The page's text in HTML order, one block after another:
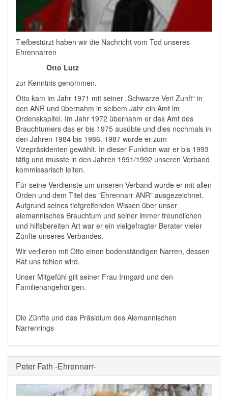
Tiefbestürzt haben wir die Nachricht vom Tod unseres
Ehrennarren
Otto Lutz
zur Kenntnis genommen.
Otto kam im Jahr 1971 mit seiner „Schwarze Veri Zunft“ in
den ANR und übernahm in selbem Jahr ein Amt im
Ordenskapitel. Im Jahr 1972 übernahm er das Amt des
Brauchtumers das er bis 1975 ausübte und dies nochmals in
den Jahren 1984 bis 1986. 1987 wurde er zum
Vizepräsidenten gewählt. In dieser Funktion war er bis 1993
tätig und musste in den Jahren 1991/1992 unseren Verband
kommissarisch leiten.
Für seine Verdienste um unseren Verband wurde er mit allen
Orden und dem Titel des "Ehrennarr ANR" ausgezeichnet.
Aufgrund seines tiefgreifenden Wissen über unser
alemannisches Brauchtum und seiner immer freundlichen
und hilfsbereiten Art war er ein vielgefragter Berater vieler
Zünfte unseres Verbandes.
Wir verlieren mit Otto einen bodenständigen Narren, dessen
Rat uns fehlen wird.
Unser Mitgefühl gilt seiner Frau Irmgard und den
Familienangehörigen.
Die Zünfte und das Präsidium des Alemannischen
Narrenrings
Peter Fath -Ehrennarr-